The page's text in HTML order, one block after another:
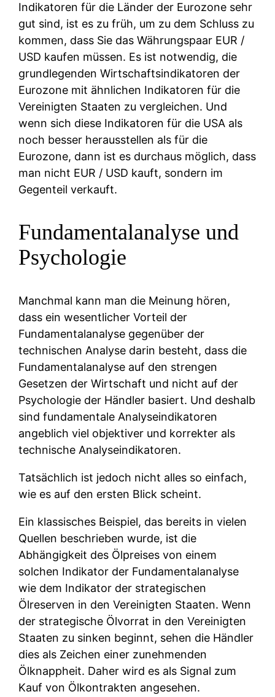
Indikatoren für die Länder der Eurozone sehr
gut sind, ist es zu früh, um zu dem Schluss zu
kommen, dass Sie das Währungspaar EUR /
USD kaufen müssen. Es ist notwendig, die
grundlegenden Wirtschaftsindikatoren der
Eurozone mit ähnlichen Indikatoren für die
Vereinigten Staaten zu vergleichen. Und
wenn sich diese Indikatoren für die USA als
noch besser herausstellen als für die
Eurozone, dann ist es durchaus möglich, dass
man nicht EUR / USD kauft, sondern im
Gegenteil verkauft.
Fundamentalanalyse und
Psychologie
Manchmal kann man die Meinung hören,
dass ein wesentlicher Vorteil der
Fundamentalanalyse gegenüber der
technischen Analyse darin besteht, dass die
Fundamentalanalyse auf den strengen
Gesetzen der Wirtschaft und nicht auf der
Psychologie der Händler basiert. Und deshalb
sind fundamentale Analyseindikatoren
angeblich viel objektiver und korrekter als
technische Analyseindikatoren.
Tatsächlich ist jedoch nicht alles so einfach,
wie es auf den ersten Blick scheint.
Ein klassisches Beispiel, das bereits in vielen
Quellen beschrieben wurde, ist die
Abhängigkeit des Ölpreises von einem
solchen Indikator der Fundamentalanalyse
wie dem Indikator der strategischen
Ölreserven in den Vereinigten Staaten. Wenn
der strategische Ölvorrat in den Vereinigten
Staaten zu sinken beginnt, sehen die Händler
dies als Zeichen einer zunehmenden
Ölknappheit. Daher wird es als Signal zum
Kauf von Ölkontrakten angesehen.